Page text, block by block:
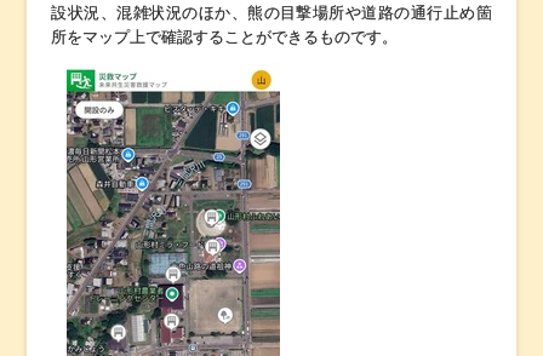
設状況、混雑状況のほか、熊の目撃場所や道路の通行止め箇
所をマップ上で確認することができるものです。